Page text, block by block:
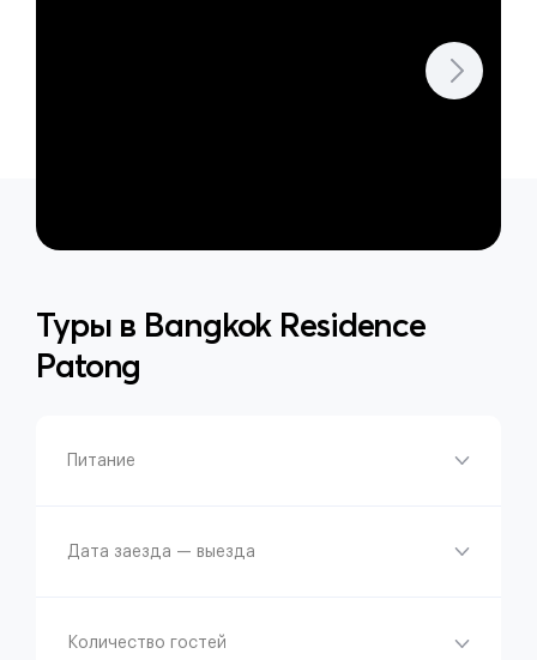
Туры в Bangkok Residence
Patong
Питание
Дата заезда — выезда
Количество гостей